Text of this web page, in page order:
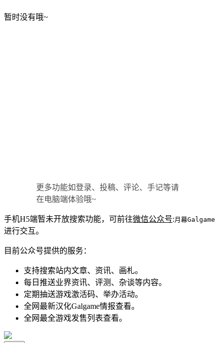
暂时没有哦~
更多功能如登录、投稿、评论、手记等请
在电脑端体验哦~
手机H5端暂未开放搜索功能，可前往微信公众号:月幕Galgame
进行交互。
目前公众号提供的服务：
支持搜索站内文章、资讯、画札。
每日推送业界资讯、评测、杂谈等内容。
定期抽送游戏激活码、举办活动。
全网最新汉化Galgame情报查看。
全网最全游戏发售列表查看。